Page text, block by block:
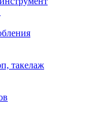
такелаж